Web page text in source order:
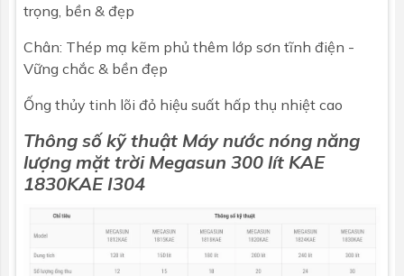
Đường kính
trọng, bền & đẹp
Chân: Thép mạ kẽm phủ thêm lớp sơn tĩnh điện -
Vững chắc & bền đẹp
Ống thủy tinh lõi đỏ hiệu suất hấp thụ nhiệt cao
Thông số kỹ thuật Máy nước nóng năng
lượng mặt trời Megasun 300 lít KAE
1830KAE I304